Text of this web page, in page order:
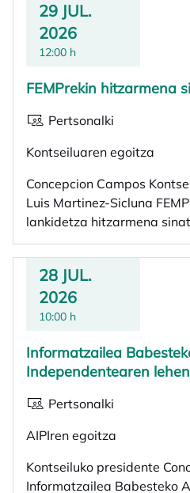
29 JUL.
2026
12:00 h
FEMPrekin hitzarmena
Pertsonalki
Kontseiluaren egoitza
Concepcion Campos
Luis Martinez-Sicluna
lankidetza hitzarmena
28 JUL.
2026
10:00 h
Informatzailea
Independentearen
Pertsonalki
AIPIren egoitza
Kontseiluko presidente
Informatzailea Babesteko